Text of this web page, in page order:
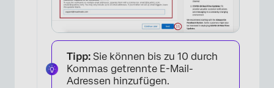
Tipp: Sie können bis zu 10 durch
Kommas getrennte E-Mail-
Adressen hinzufügen.